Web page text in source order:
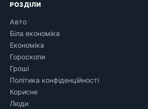
РОЗДІЛИ
Авто
Біла економіка
Економіка
Гороскопи
Гроші
Політика конфіденційності
Корисне
Люди